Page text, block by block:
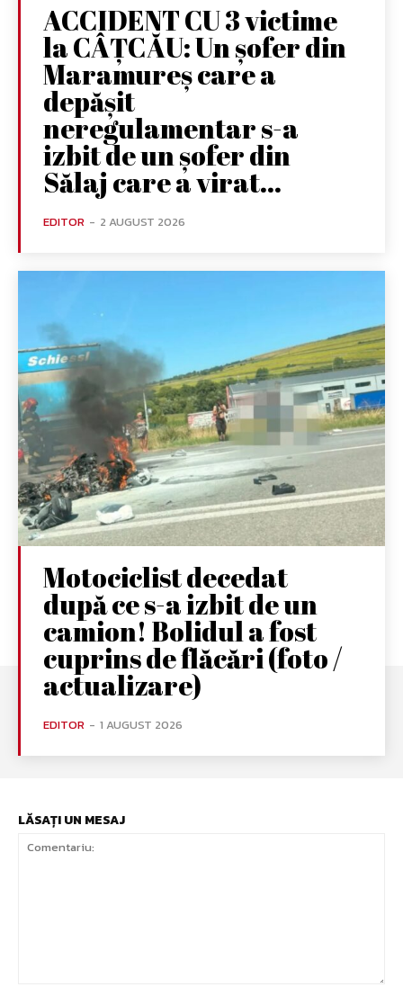
ACCIDENT CU 3 victime
la CÂȚCĂU: Un șofer din
Maramureș care a
depășit
neregulamentar s-a
izbit de un șofer din
Sălaj care a virat...
EDITOR - 2 AUGUST 2026
Motociclist decedat
după ce s-a izbit de un
camion! Bolidul a fost
cuprins de flăcări (foto /
actualizare)
EDITOR - 1 AUGUST 2026
LĂSAȚI UN MESAJ